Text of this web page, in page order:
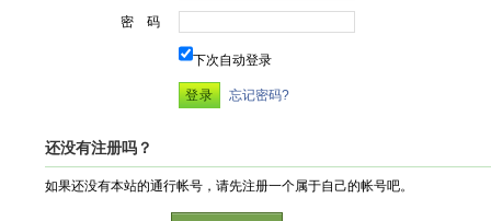
密 码
下次自动登录
忘记密码?
还没有注册吗？
如果还没有本站的通行帐号，请先注册一个属于自己的帐号吧。